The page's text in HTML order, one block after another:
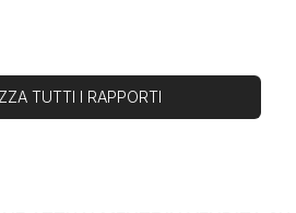
TUTTI I RAPPORTI